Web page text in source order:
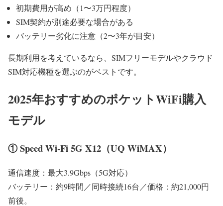
初期費用が高め（1〜3万円程度）
SIM契約が別途必要な場合がある
バッテリー劣化に注意（2〜3年が目安）
長期利用を考えているなら、SIMフリーモデルやクラウド
SIM対応機種を選ぶのがベストです。
2025年おすすめのポケットWiFi購入
モデル
① Speed Wi-Fi 5G X12（UQ WiMAX）
通信速度：最大3.9Gbps（5G対応）
バッテリー：約9時間／同時接続16台／価格：約21,000円
前後。